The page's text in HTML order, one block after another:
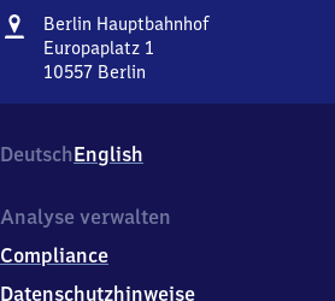
Adresse
Berlin HauptbahnhofBerlin
Europaplatz 1
10557 Berlin
Europaplatz
1,
0
5
7
DeutschEnglish
Analyse verwalten
Compliance
Datenschutzhinweise